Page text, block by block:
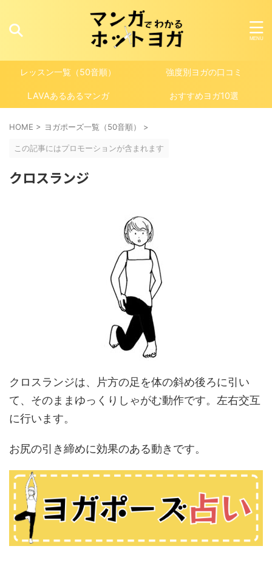
レッスン一覧（50音順） 強度別ヨガの口コミ
LAVAあるあるマンガ おすすめヨガ10選
HOME > ヨガポーズ一覧（50音順） >
この記事にはプロモーションが含まれます
クロスランジ
クロスランジは、片方の足を体の斜め後ろに引い
て、そのままゆっくりしゃがむ動作です。左右交互
に行います。
お尻の引き締めに効果のある動きです。